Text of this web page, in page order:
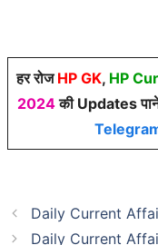
हर रोज HP GK, HP
2024की Updates पाने
Daily Current
Daily Current